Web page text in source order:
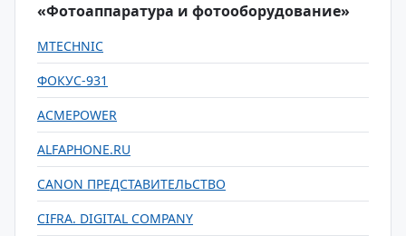
«Фотоаппаратура и фотооборудование»
MTECHNIC
ФОКУС-931
ACMEPOWER
ALFAPHONE.RU
CANON ПРЕДСТАВИТЕЛЬСТВО
CIFRA. DIGITAL COMPANY